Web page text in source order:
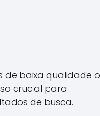
de baixa qualidade
crucial para
de busca.